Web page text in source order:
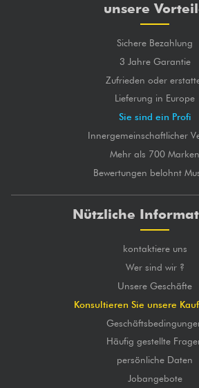
unsere
Sichere Bezahlung
3 Jahre Garantie
Zufrieden oder
Lieferung in Europe
Sie sind ein Profi
Innergemeinschaftlicher
Mehr als 700 Marken
Bewertungen belohnt
Nützliche
kontaktiere uns
Wer sind wir ?
Unsere Geschäfte
Konsultieren Sie unsere
Häufig gestellte
persönliche Daten
Jobangebote